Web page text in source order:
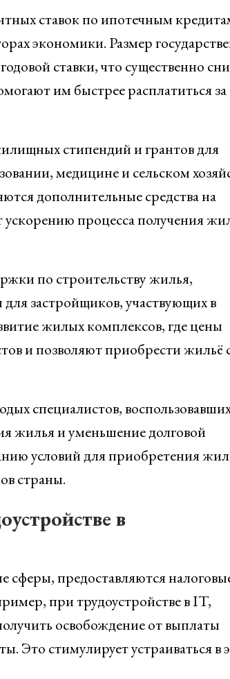
ставок по ипотечным
экономики. Размер
ставки, что существенно
им быстрее расплатиться за
стипендий и грантов для
медицине и сельском
дополнительные средства на
ускорению процесса получения
по строительству жилья,
застройщиков, участвующих в
жилых комплексов, где цены
и позволяют приобрести жильё
специалистов,
жилья и уменьшение долговой
условий для приобретения
страны.
в
предоставляются
при трудоустройстве в IT,
освобождение от выплаты
Это стимулирует устраиваться в